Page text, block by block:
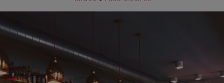
A
la
navegación
Al
contenido